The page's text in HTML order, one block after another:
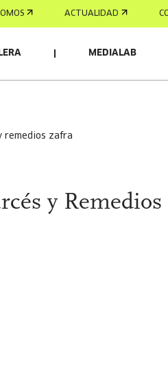
ACTUALIDAD
MEDIALAB
remedios zafra
y Remedios